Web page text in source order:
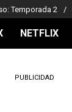
Temporada 2
NETFLIX
PUBLICIDAD